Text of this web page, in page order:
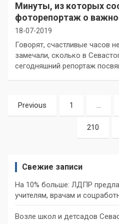
Минуты, из которых
фоторепортаж о
18-07-2019
Говорят, счастливые часов
замечали, сколько в
сегодняшний репортаж
Пагинация
записей
Previous 1 …
210
Свежие записи
На 10% больше: ЛДПР
учителям, врачам и
Возле школ и детсадов